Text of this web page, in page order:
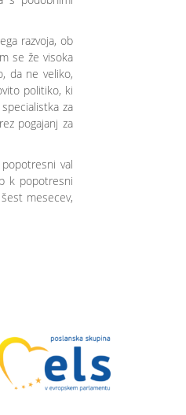
razvoja, ob
se že visoka
da ne veliko,
politiko, ki
za
pogajanj za
val
k popotresni
mesecev,